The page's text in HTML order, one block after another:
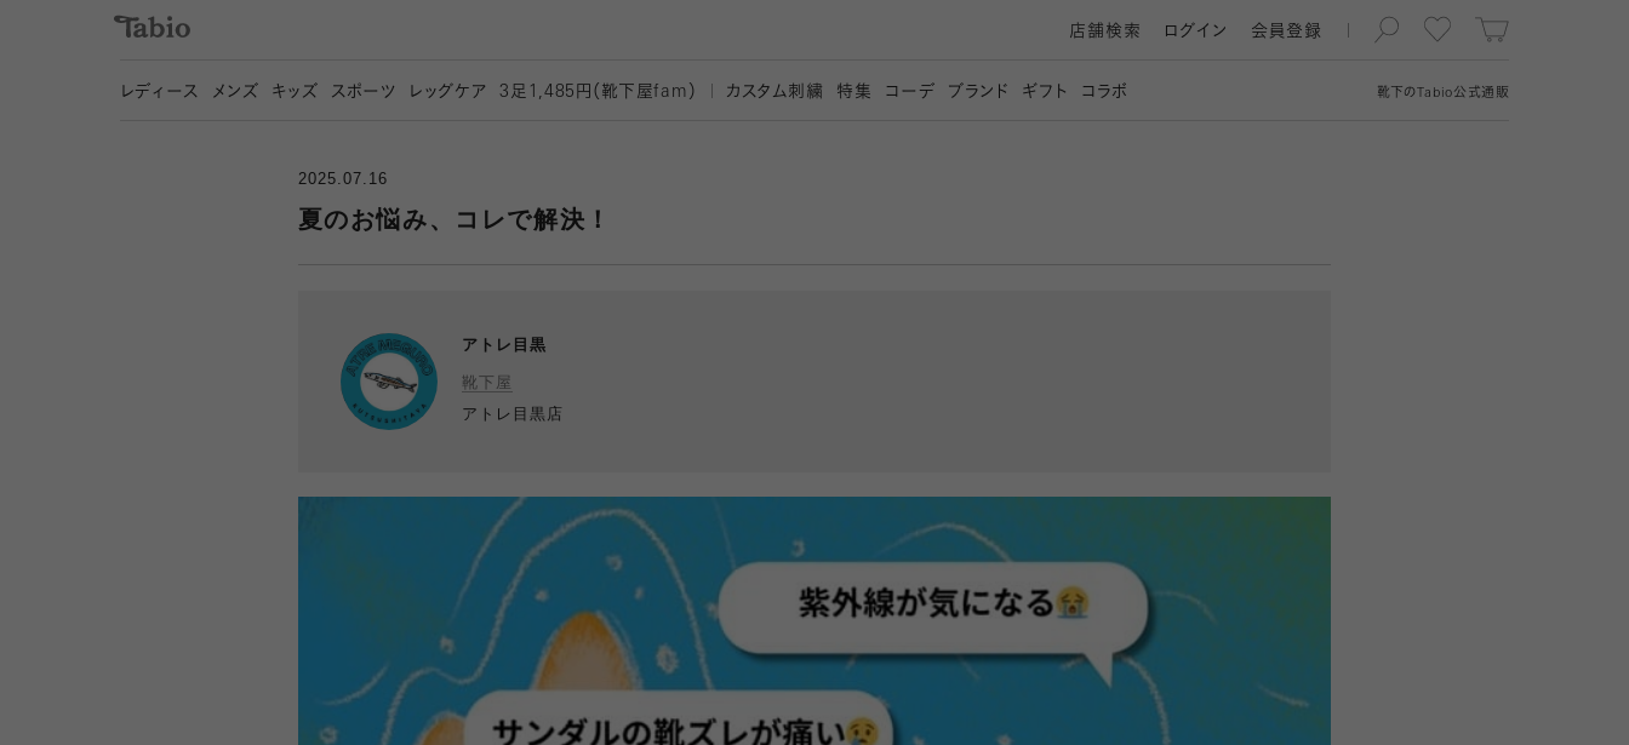
靴下の Tabio公式通販
店舗検索 ログイン 会員登録
レディース メンズ キッズ スポーツ レッグケア 3 足1,485円（靴下屋fam） カスタム刺繍 特集 コーデ ブランド ギフト コラボ
2025.07.16
夏のお悩み、コレで解決！
アトレ目黒
靴下屋
アトレ目黒店